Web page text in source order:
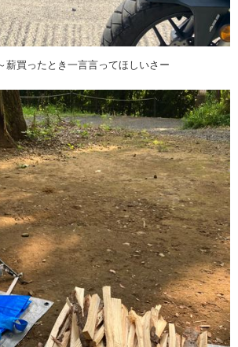
薪買ったとき一言言ってほしいさー